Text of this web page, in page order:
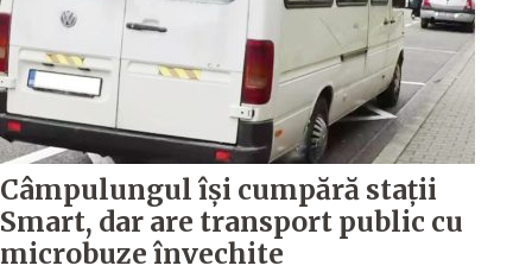
Câmpulungul îşi cumpără staţii
Smart, dar are transport public cu
microbuze învechite